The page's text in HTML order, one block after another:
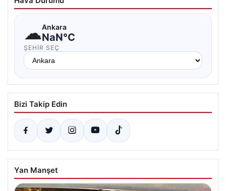
☁Ankara
NaN°C
ŞEHIR SEÇ
Bizi Takip Edin
Yan Manşet